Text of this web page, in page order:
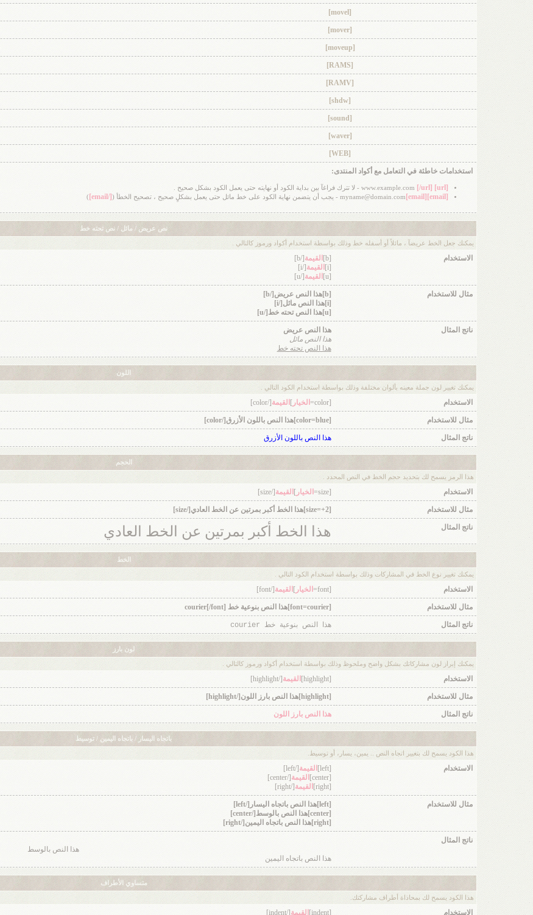
[movel]
[mover]
[moveup]
[RAMS]
[RAMV]
[shdw]
[sound]
[waver]
[WEB]
استخدامات خاطئة في التعامل مع أكواد المنتدى:
[url]
[/url] - لا تترك فراغآ بين بداية الكود أو نهايته حتى يعمل الكود بشكل صحيح .
[email]
myname@domain.com [email] - يجب أن يتضمن نهاية الكود على خط مائل حتى يعمل بشكلٍ صحيح ، تصحيح الخطأ ([/email]
)
نص عريض / مائل / نص تحته خط
يمكنك جعل الخط عريضآ ، مائلاً أو أسفله خط وذلك بواسطة استخدام أكواد ورموز كالتالي .
الاستخدام [b] القيمة [/b]
[i]
القيمة [/i]
[u]
القيمة [/u]
مثال للاستخدام
[b]هذا النص عريض[/b]
[i]هذا النص مائل[/i]
[u]هذا النص تحته خط[/u]
ناتج المثال
هذا النص عريض
هذا النص مائل
هذا النص تحته خط
اللون
يمكنك تغيير لون جملة معينه بألوان مختلفة وذلك بواسطة استخدام الكود التالي .
الاستخدام [color= الخيار] القيمة [/color]
مثال للاستخدام [color=blue]هذا النص باللون الأزرق[/color]
ناتج المثال هذا النص باللون الأزرق
الحجم
هذا الرمز يسمح لك بتحديد حجم الخط في النص المحدد .
الاستخدام [size= الخيار] القيمة [/size]
مثال للاستخدام [size=+2]هذا الخط أكبر بمرتين عن الخط العادي[/size]
ناتج المثال هذا الخط أكبر بمرتين عن الخط العادي
الخط
يمكنك تغيير نوع الخط في المشاركات وذلك بواسطة استخدام الكود التالي .
الاستخدام [font= الخيار] القيمة [/font]
مثال للاستخدام [font=courier]هذا النص بنوعية خط courier[/font]
ناتج المثال هذا النص بنوعية خط courier
لون بارز
يمكنك إبراز لون مشاركاتك بشكل واضح وملحوظ وذلك بواسطة استخدام أكواد ورموز كالتالي .
الاستخدام [highlight] القيمة [/highlight]
مثال للاستخدام [highlight]هذا النص بارز اللون[/highlight]
ناتج المثال هذا النص بارز اللون
باتجاه اليسار / باتجاه اليمين / توسيط
هذا الكود يسمح لك بتغيير اتجاه النص .. يمين، يسار، أو توسيط.
الاستخدام [left] القيمة [/left]
[center]
القيمة [/center]
[right]
القيمة [/right]
مثال للاستخدام
[left]هذا النص باتجاه اليسار[/left]
[center]هذا النص بالوسط[/center]
[right]هذا النص باتجاه اليمين[/right]
ناتج المثال
هذا النص بالوسط
هذا النص باتجاه اليمين
متساوي الأطراف
هذا الكود يسمح لك بمحاذاة أطراف مشاركتك.
الاستخدام [indent] القيمة [/indent]